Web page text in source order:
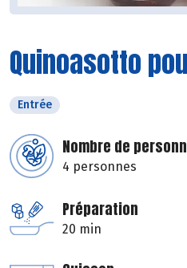
Quinoasotto
Entrée
Nombre de
4 personnes
Préparation
20 min